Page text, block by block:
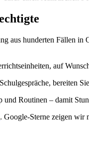
aus hunderten Fällen
auf
bereiten
Routinen – damit
. Google-Sterne zeigen